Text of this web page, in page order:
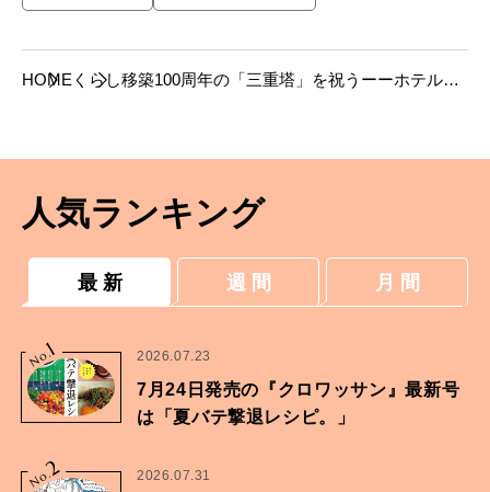
HOME くらし移築100周年の「三重塔」を祝うーーホテル椿
人気ランキング
最 新 週 間 月 間
No.
1 2026.07.23
7月24日発売の『クロワッサン』最新号
は「夏バテ撃退レシピ。」
No.2 2026.07.31